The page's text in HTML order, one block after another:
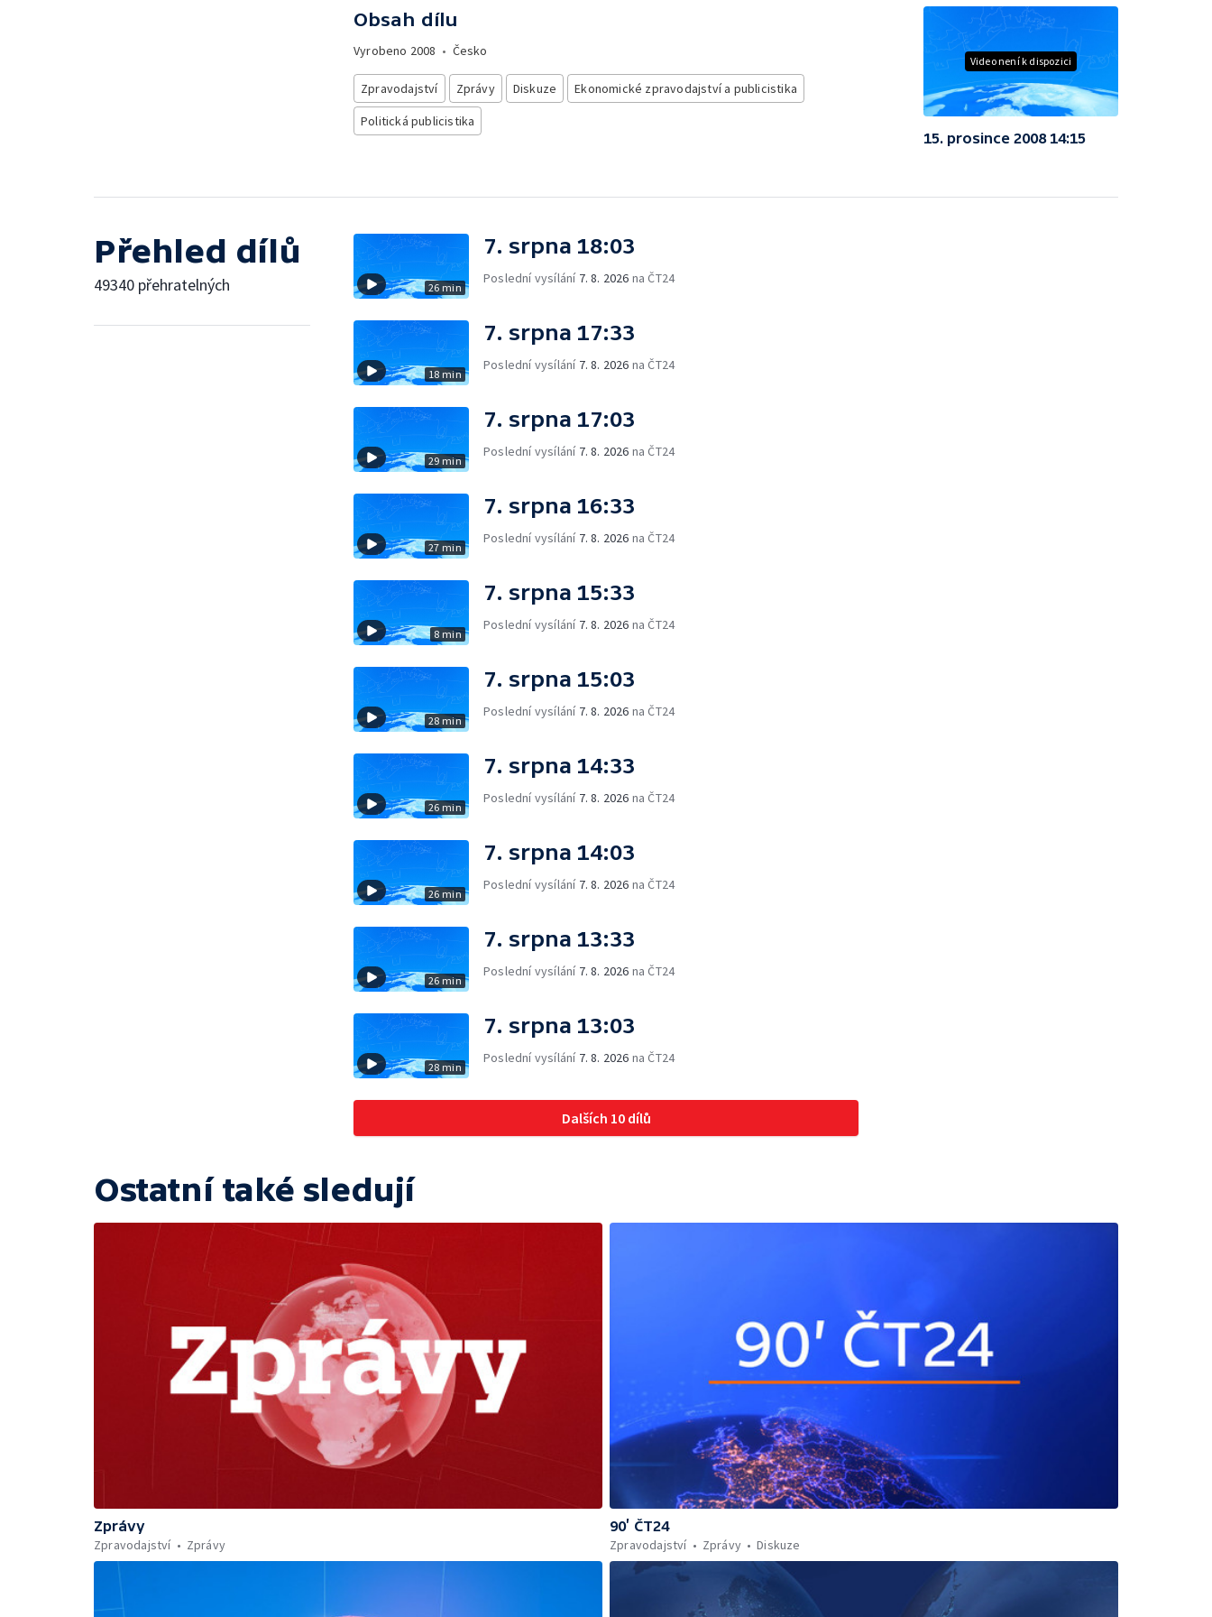
Obsah dílu
Vyrobeno 2008 • Česko
Zpravodajství Zprávy Diskuze
Ekonomické zpravodajství a publicistika
Politická publicistika
Video není k dispozici
15. prosince 2008 14:15
Přehled dílů
49340 přehratelných 26 min
7. srpna 18:03
Poslední vysílání 7. 8. 2026 na ČT24
18 min
7. srpna 17:33
Poslední vysílání 7. 8. 2026 na ČT24
29 min
7. srpna 17:03
Poslední vysílání 7. 8. 2026 na ČT24
27 min
7. srpna 16:33
Poslední vysílání 7. 8. 2026 na ČT24
8 min
7. srpna 15:33
Poslední vysílání 7. 8. 2026 na ČT24
28 min
7. srpna 15:03
Poslední vysílání 7. 8. 2026 na ČT24
26 min
7. srpna 14:33
Poslední vysílání 7. 8. 2026 na ČT24
26 min
7. srpna 14:03
Poslední vysílání 7. 8. 2026 na ČT24
26 min
7. srpna 13:33
Poslední vysílání 7. 8. 2026 na ČT24
28 min
7. srpna 13:03
Poslední vysílání 7. 8. 2026 na ČT24
Dalších 10 dílů
Ostatní také sledují
Zprávy
Zpravodajství
Zprávy
90’ ČT24
Zpravodajství
Zprávy Diskuze